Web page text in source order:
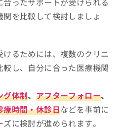
を比較して検討しましょ
るためには、複数のクリニ
較し、自分に合った医療機関
グ体制、 アフターフォロー、
療時間・休診日などを事前に
に検討が進められます。